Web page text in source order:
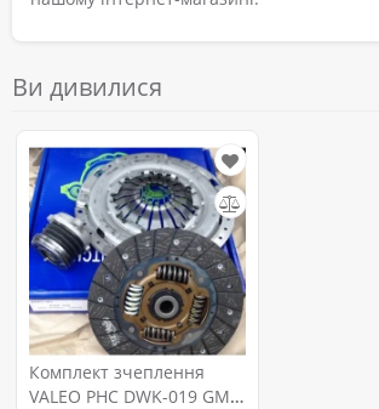
Ви дивилися
Комплект зчеплення
VALEO PHC DWK-019 GM